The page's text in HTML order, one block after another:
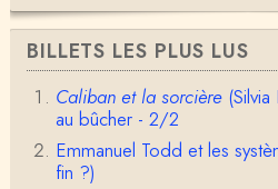
anne hebrard
Bonjour, peut-on trouver
ain Testart de 2009,
Claude Julien
Bonjour
ens de lire votre
BILLETS LES PLUS LUS
Caliban et la sorcière(Silvia
au bûcher - 2/2
Emmanuel Todd et les
fin ?)